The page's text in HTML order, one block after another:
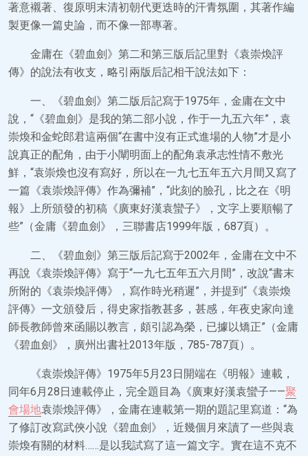
著意襯著、復原明末清初朝代更迭時的汗青氛圍，其著作編
製更像一篇史論，而不像一部專著。
金庸在《碧血劍》第二和第三版后記里對《袁崇煥評
傳》的說法有收支，略引兩版后記相干說法如下：
一、《碧血劍》第二版后記寫于1975年，金庸在文中
說，“《碧血劍》是我的第二部小說，作于一九五六年”，袁
崇煥和金蛇郎君這兩個“在書中沒有正式進場的人物”才是小
說真正的配角，由于小闡明面上的配角袁承志性情不敷光
鮮，“袁崇煥也沒有寫好，所以在一九七五年五六月間又寫了
一篇《袁崇煥評傳》作為彌補”，“此刻的臉孔，比之在《明
報》上所頒發的初稿《廣東好漢袁蠻子》，文字上要順暢了
些”（金庸《碧血劍》，三聯書店1999年版，687頁）。
二、《碧血劍》第三版后記寫于2002年，金庸在文中不
再說《袁崇煥評傳》寫于“一九七五年五六月間”，改說“書末
所附的《袁崇煥評傳》，寫作時光稍遲”，并提到“《袁崇煥
評傳》一文頒發后，得史家指教甚多，甚感，年夜史家向達
師長教師曾來函賜以教言，頗引認為榮，已據以矯正”（金庸
《碧血劍》，廣州出書社2013年版，785-787頁）。
《袁崇煥評傳》1975年5月23日開端在《明報》連載，
同年6月28日連載停止，完全題目為《廣東好漢袁蠻子——聚
會場地袁崇煥評傳》，金庸在連載第一期的題記里寫道：“為
了修訂改寫武俠小說《碧血劍》，近幾個月來讀了一些與袁
崇煥有關的材料……是以我試寫了這一篇文字。實在這不克不